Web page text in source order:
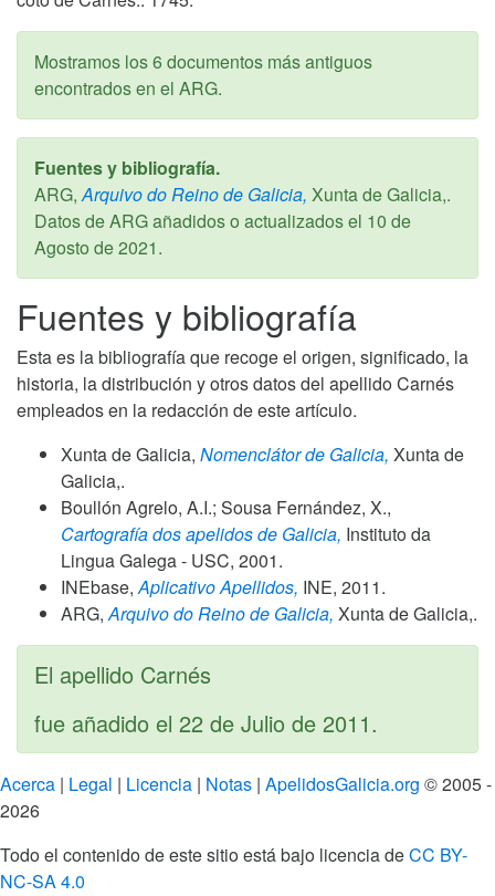
Mostramos los 6 documentos más antiguos
encontrados en el ARG.
Fuentes y bibliografía.
ARG, Arquivo do Reino de Galicia, Xunta de Galicia,.
Datos de ARG añadidos o actualizados el 10 de
Agosto de 2021.
Fuentes y bibliografía
Esta es la bibliografía que recoge el origen, significado, la
historia, la distribución y otros datos del apellido Carnés
empleados en la redacción de este artículo.
Xunta de Galicia, Nomenclátor de Galicia, Xunta de
Galicia,.
Boullón Agrelo, A.I.; Sousa Fernández, X.,
Cartografía dos apelidos de Galicia, Instituto da
Lingua Galega - USC, 2001.
INEbase, Aplicativo Apellidos, INE, 2011.
ARG, Arquivo do Reino de Galicia, Xunta de Galicia,.
El apellido Carnés
fue añadido el 22 de Julio de 2011.
Acerca | Legal | Licencia | Notas | ApelidosGalicia.org © 2005 -
2026
Todo el contenido de este sitio está bajo licencia deCC BY-
NC-SA 4.0